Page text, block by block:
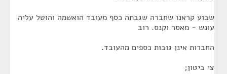
שבוע קראנו שחברה שגבתה כסף מעובד הואשמה והוטל עליה
עונש - מאסר וקנס. רוב
החברות אינן גובות כספים מהעובד.
צי ביטון;